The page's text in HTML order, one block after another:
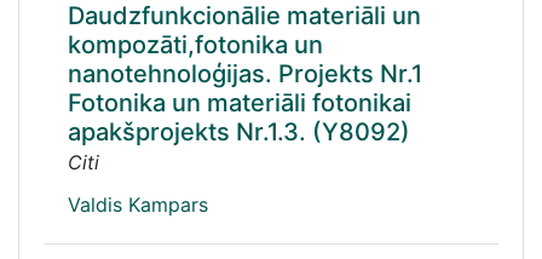
Daudzfunkcionālie materiāli un
kompozāti,fotonika un
nanotehnoloģijas. Projekts Nr.1
Fotonika un materiāli fotonikai
apakšprojekts Nr.1.3. (Y8092)
Citi
Valdis Kampars